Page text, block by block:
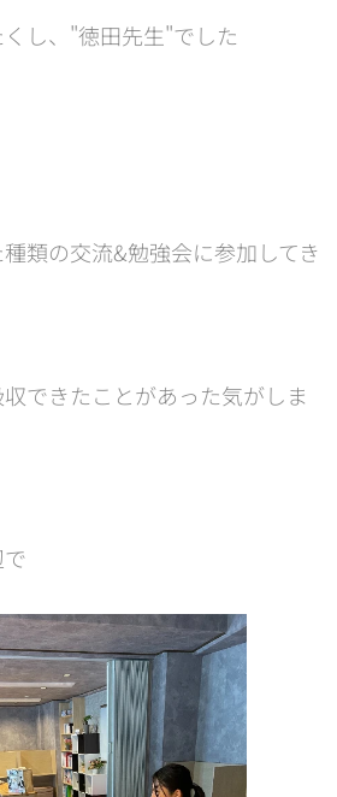
し、"徳田先生"でした🤗
類の交流&勉強会に参加してき
できたことがあった気がしま
🌸